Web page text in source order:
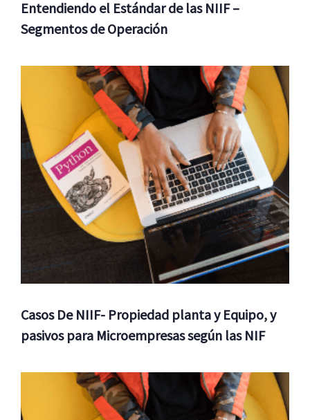
Entendiendo el Estándar de las NIIF –
Segmentos de Operación
Casos De NIIF- Propiedad planta y Equipo, y
pasivos para Microempresas según las NIF